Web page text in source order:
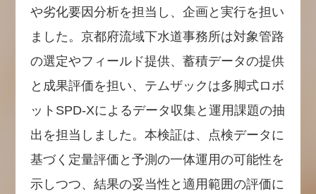
や劣化要因分析を担当し、企画と実行を担い
ました。京都府流域下水道事務所は対象管路
の選定やフィールド提供、蓄積データの提供
と成果評価を担い、テムザックは多脚式ロボ
ットSPD-Xによるデータ収集と運用課題の抽
出を担当しました。本検証は、点検データに
基づく定量評価と予測の一体運用の可能性を
示しつつ、結果の妥当性と適用範囲の評価に